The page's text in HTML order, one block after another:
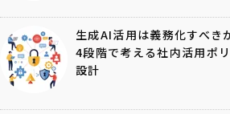
生成AI活用は義務化すべき
4段階で考える社内活用ポ
設計